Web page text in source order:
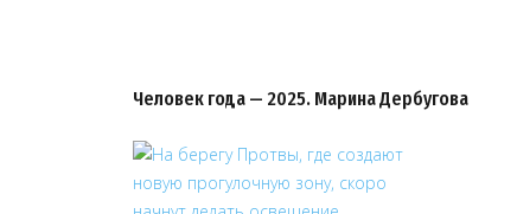
Человек года — 2025. Марина Дербугова